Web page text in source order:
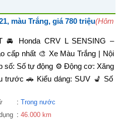
màu Trắng, giá 780 triệu(Hôm
🚘 Honda CRV L SENSING –
cấp nhất 🎨 Xe Màu Trắng | Nội
số: Số tự động ⚙️ Động cơ: Xăng
trước 🚗 Kiểu dáng: SUV 💺 Số
: Trong nước
: 46.000 km